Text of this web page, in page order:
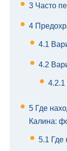
3 Часто
4
4.1
4.2
4.2.1
5 Где
Калина:
5.1 Где